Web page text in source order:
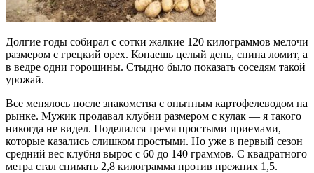
Долгие годы собирал с сотки жалкие 120 килограммов мелочи
размером с грецкий орех. Копаешь целый день, спина ломит, а
в ведре одни горошины. Стыдно было показать соседям такой
урожай.
Все менялось после знакомства с опытным картофелеводом на
рынке. Мужик продавал клубни размером с кулак — я такого
никогда не видел. Поделился тремя простыми приемами,
которые казались слишком простыми. Но уже в первый сезон
средний вес клубня вырос с 60 до 140 граммов. С квадратного
метра стал снимать 2,8 килограмма против прежних 1,5.